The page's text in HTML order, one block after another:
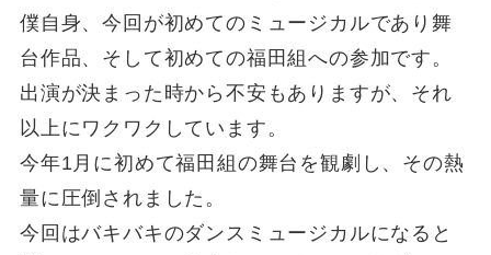
僕自身、今回が初めてのミュージカルであり舞
台作品、そして初めての福田組への参加です。
出演が決まった時から不安もありますが、それ
以上にワクワクしています。
今年1月に初めて福田組の舞台を観劇し、その熱
量に圧倒されました。
今回はバキバキのダンスミュージカルになると